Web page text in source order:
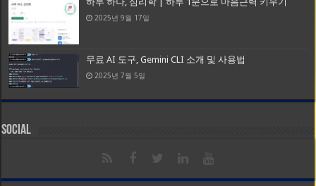
2025년 9월 17일
무료 AI 도구, Gemini CLI 소개 및 사용법
2025년 7월 5일
Social